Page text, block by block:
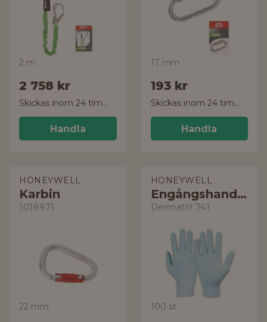
2 m
2 758 kr
Skickas inom 24 timmar!
Handla
17 mm
193 kr
Skickas inom 24 timmar!
Handla
HONEYWELL
Karbin
1018971
22 mm
HONEYWELL
Engångshandske
Dermatril 741
100 st